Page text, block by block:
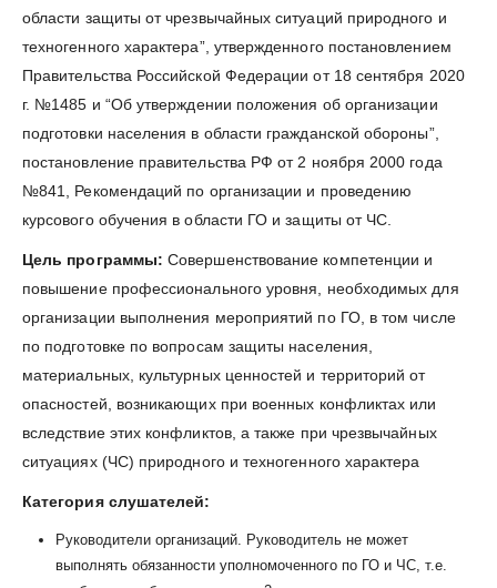
области защиты от чрезвычайных ситуаций природного и
техногенного характера”, утвержденного постановлением
Правительства Российской Федерации от 18 сентября 2020
г. №1485 и “Об утверждении положения об организации
подготовки населения в области гражданской обороны”,
постановление правительства РФ от 2 ноября 2000 года
№841, Рекомендаций по организации и проведению
курсового обучения в области ГО и защиты от ЧС.
Цель программы:Совершенствование компетенции и
повышение профессионального уровня, необходимых для
организации выполнения мероприятий по ГО, в том числе
по подготовке по вопросам защиты населения,
материальных, культурных ценностей и территорий от
опасностей, возникающих при военных конфликтах или
вследствие этих конфликтов, а также при чрезвычайных
ситуациях (ЧС) природного и техногенного характера
Категория слушателей:
Руководители организаций. Руководитель не может
выполнять обязанности уполномоченного по ГО и ЧС, т.е.